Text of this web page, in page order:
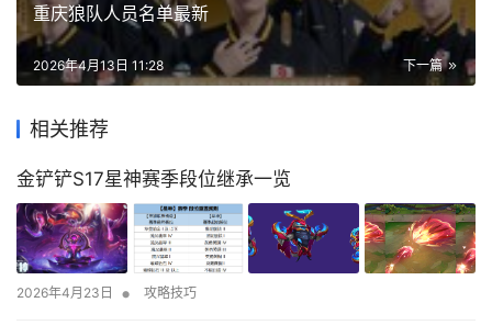
重庆狼队人员名单最新
下一篇
2026年4月13日 11:28
相关推荐
金铲铲S17星神赛季段位继承一览
2026年4月23日 • 攻略技巧